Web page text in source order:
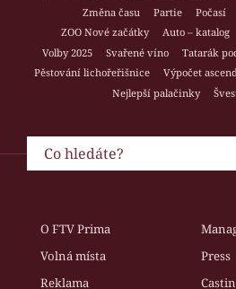
Změna času
Partie Počasí
ZOO Nové začátky
Auto – katalog
Volby 2025
Svařené víno Tatarák
Pěstování lichořeřišnice
Výpočet
Nejlepší palačinky
O FTV Prima
Volná místa
Press
Reklama